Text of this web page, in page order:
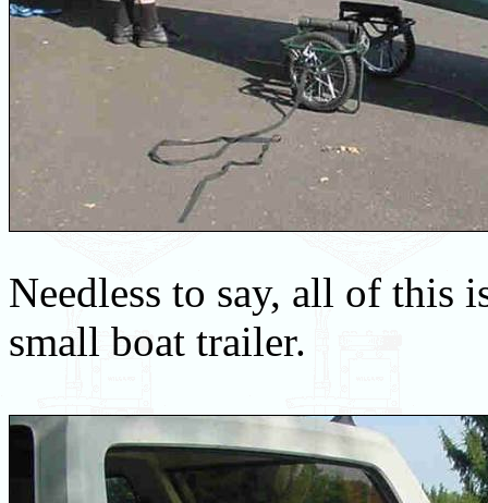
Needless to say, all of this
small boat trailer.